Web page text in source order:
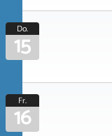
Do.
15
Fr.
16